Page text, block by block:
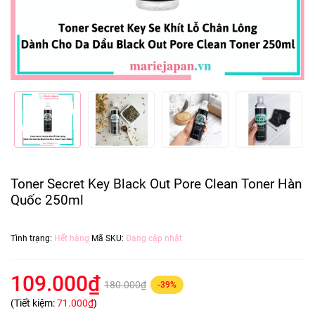
Toner Secret Key Black Out Pore Clean Toner Hàn
Quốc 250ml
Tình trạng: Hết hàng Mã SKU: Đang cập nhật
109.000₫ 180.000₫ -39%
(Tiết kiệm:71.000₫)